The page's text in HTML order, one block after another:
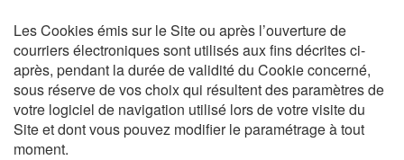
Les Cookies émis sur le Site ou après l’ouverture de
courriers électroniques sont utilisés aux fins décrites ci-
après, pendant la durée de validité du Cookie concerné,
sous réserve de vos choix qui résultent des paramètres de
votre logiciel de navigation utilisé lors de votre visite du
Site et dont vous pouvez modifier le paramétrage à tout
moment.